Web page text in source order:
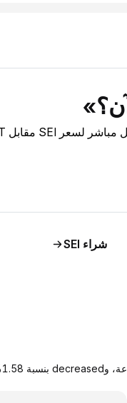
شراء SEI